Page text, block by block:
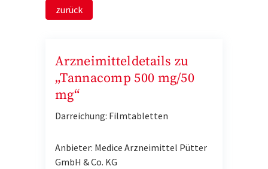
zurück
Arzneimitteldetails zu
„Tannacomp 500 mg/50
mg“
Darreichung: Filmtabletten
Anbieter: Medice Arzneimittel Pütter
GmbH & Co. KG